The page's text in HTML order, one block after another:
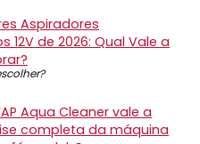
Aspiradores
12V de 2026: Qual Vale a
Aqua Cleaner vale a
completa da máquina